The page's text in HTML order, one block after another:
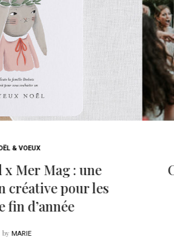
Mag : une
pour les